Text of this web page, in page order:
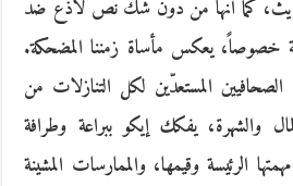
كما أنها من دون شك نصٌّ لاذع ضد
خصوصاً، يعكس مأساة زمننا المضحكة.
المستعدّين لكل التنازلات من
يفكك إيكو ببراعة وطرافة
الرئيسة وقيمها، والممارسات المشينة